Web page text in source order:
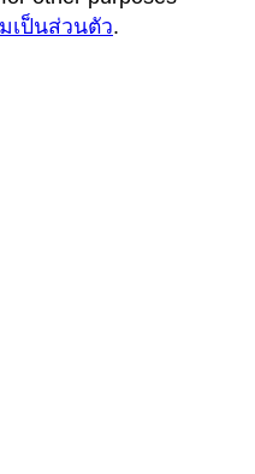
เป็นส่วนตัว.